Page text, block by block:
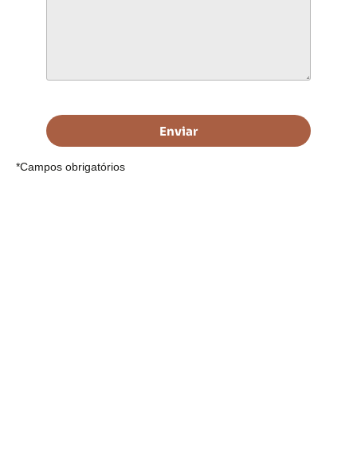
Enviar
*Campos obrigatórios